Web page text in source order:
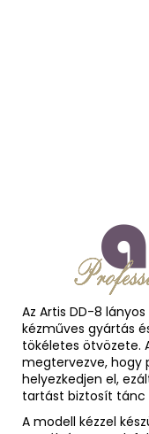
Az Artis DD-8
kézműves gyártás
tökéletes ötvözete.
megtervezve, hogy
helyezkedjen el,
tartást biztosít tánc
A modell kézzel